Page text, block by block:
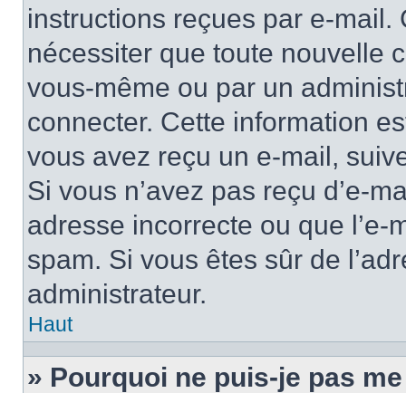
instructions reçues par e-
nécessiter que toute nouvelle
vous-même ou par un
connecter. Cette information
vous avez reçu un e-mail,
Si vous n’avez pas reçu d’e-
adresse incorrecte ou que
spam. Si vous êtes sûr de
administrateur.
Haut
» Pourquoi ne puis-je pas